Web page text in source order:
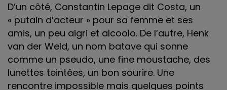
D’un côté, Constantin Lepage dit Costa, un
« putain d’acteur » pour sa femme et ses
amis, un peu aigri et alcoolo. De l’autre, Henk
van der Weld, un nom batave qui sonne
comme un pseudo, une fine moustache, des
lunettes teintées, un bon sourire. Une
rencontre impossible mais quelques points